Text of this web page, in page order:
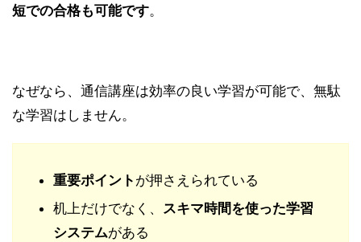
短での合格も可能です。
なぜなら、通信講座は効率の良い学習が可能で、無駄
な学習はしません。
重要ポイント が押さえられている
机上だけでなく、 スキマ時間を使った学習
システムがある